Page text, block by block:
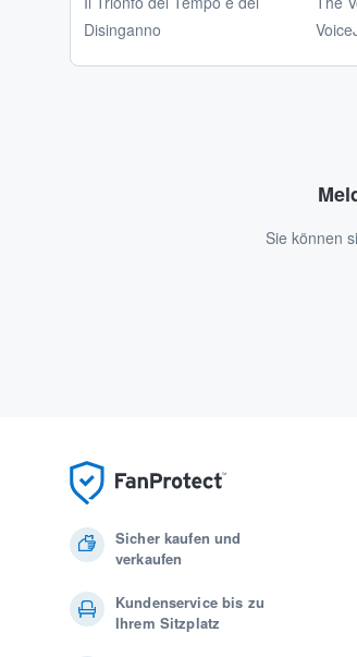
Disinganno
Sie können
Sicher kaufen und
verkaufen
Kundenservice bis zu
Ihrem Sitzplatz